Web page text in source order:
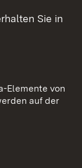
Sie in
Elemente von
auf der